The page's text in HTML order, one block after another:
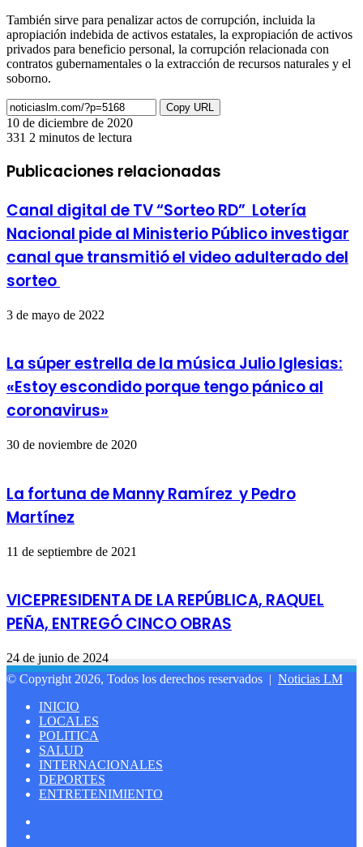
También sirve para penalizar actos de corrupción, incluida la
apropiación indebida de activos estatales, la expropiación de activos
privados para beneficio personal, la corrupción relacionada con
contratos gubernamentales o la extracción de recursos naturales y el
soborno.
Copy URL
10 de diciembre de 2020
331 2 minutos de lectura
por
correo
Publicaciones relacionadas
Canal digital de TV “Sorteo RD” Lotería
Nacional pide al Ministerio Público investigar
canal que transmitió el video adulterado del
sorteo
3 de mayo de 2022
La súper estrella de la música Julio Iglesias:
«Estoy escondido porque tengo pánico al
coronavirus»
30 de noviembre de 2020
La fortuna de Manny Ramírez y Pedro
Martínez
11 de septiembre de 2021
VICEPRESIDENTA DE LA REPÚBLICA, RAQUEL
PEÑA, ENTREGÓ CINCO OBRAS
24 de junio de 2024
© Copyright 2026, Todos los derechos reservados | Noticias LM
INICIO
LOCALES
POLITICA
SALUD
INTERNACIONALES
DEPORTES
ENTRETENIMIENTO